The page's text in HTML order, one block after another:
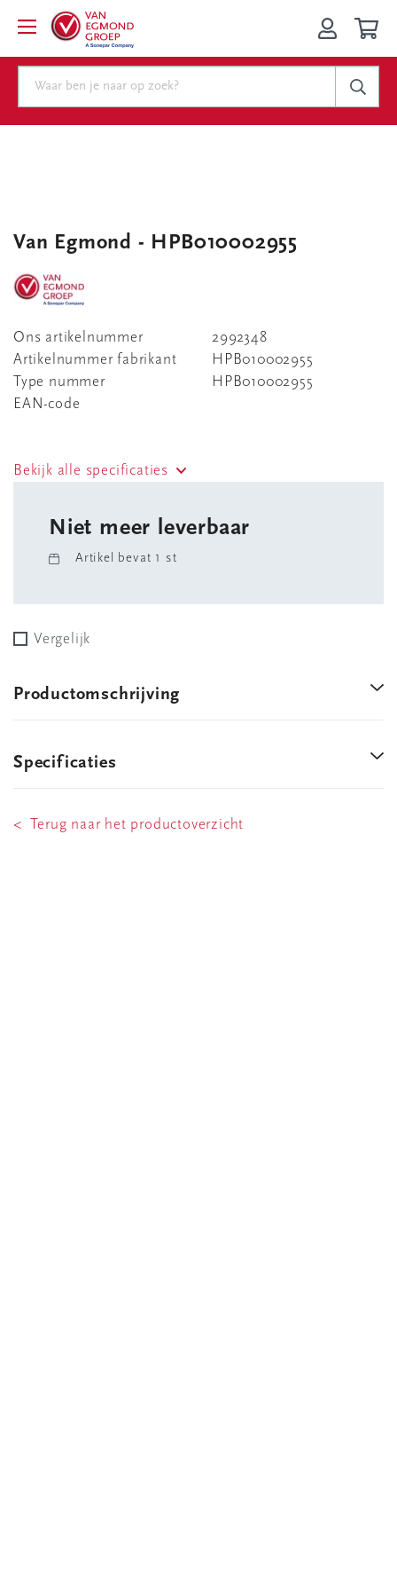
Van Egmond - HPB010002955
Ons artikelnummer
2992348
Artikelnummer fabrikant
HPB010002955
Type nummer
HPB010002955
EAN-code
Bekijk alle specificaties
Niet meer leverbaar
Artikel bevat 1 st
Vergelijk
Productomschrijving
Specificaties
< Terug naar het productoverzicht